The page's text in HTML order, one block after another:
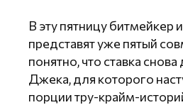
В эту пятницу
представят уже пятый
понятно, что ставка
Джека, для которого
порции тру-крайм-